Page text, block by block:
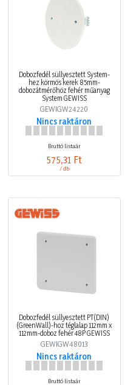
Dobozfedél süllyesztett System-
hez körmös kerek 85mm-
dobozátmérőhöz fehér műanyag
System GEWISS
GEWIGW24220
Nincs raktáron
Bruttó listaár
575,31 Ft
/ db
Dobozfedél süllyesztett PT(DIN)
(GreenWall)-hoz téglalap 112mm x
112mm-doboz fehér 48P GEWISS
GEWIGW48013
Nincs raktáron
Bruttó listaár